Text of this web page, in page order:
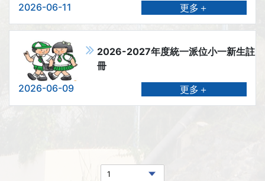
2026-06-11 更多＋
2026-2027年度統一派位小一新生註
冊
2026-06-09
更多＋